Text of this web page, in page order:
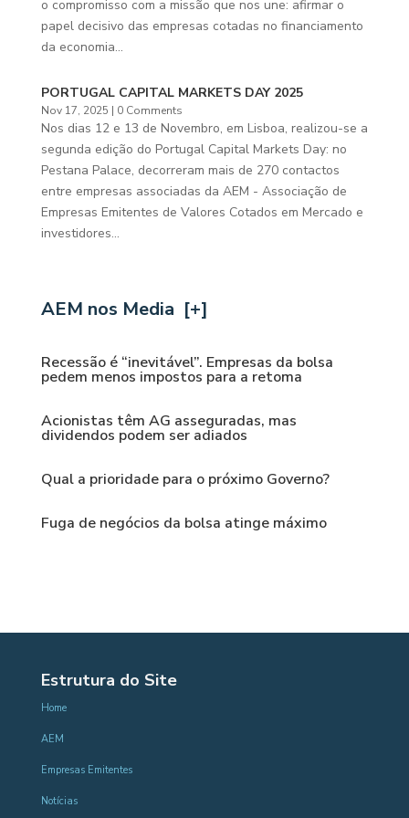
o compromisso com a missão que nos une: afirmar o
papel decisivo das empresas cotadas no financiamento
da economia...
PORTUGAL CAPITAL MARKETS DAY 2025
Nov 17, 2025 | 0 Comments
Nos dias 12 e 13 de Novembro, em Lisboa, realizou-se a
segunda edição do Portugal Capital Markets Day: no
Pestana Palace, decorreram mais de 270 contactos
entre empresas associadas da AEM - Associação de
Empresas Emitentes de Valores Cotados em Mercado e
investidores...
AEM nos Media [+]
Recessão é “inevitável”. Empresas da bolsa
pedem menos impostos para a retoma
Acionistas têm AG asseguradas, mas
dividendos podem ser adiados
Qual a prioridade para o próximo Governo?
Fuga de negócios da bolsa atinge máximo
Estrutura do Site
Home
AEM
Empresas Emitentes
Notícias